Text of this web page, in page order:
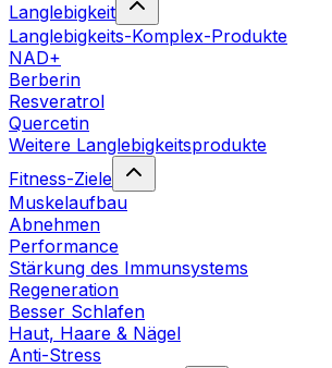
Langlebigkeit
Langlebigkeits-Komplex-Produkte
NAD+
Berberin
Resveratrol
Quercetin
Weitere Langlebigkeitsprodukte
Fitness-Ziele
Muskelaufbau
Abnehmen
Performance
Stärkung des Immunsystems
Regeneration
Besser Schlafen
Haut, Haare & Nägel
Anti-Stress